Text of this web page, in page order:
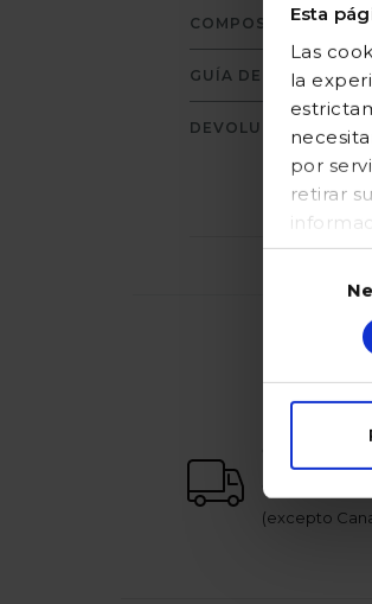
Esta
Las
la
por
retirar
en
COMPOSICIÓN
GUÍA DE TALLAS
DEVOLUCIONES
envío
(excepto